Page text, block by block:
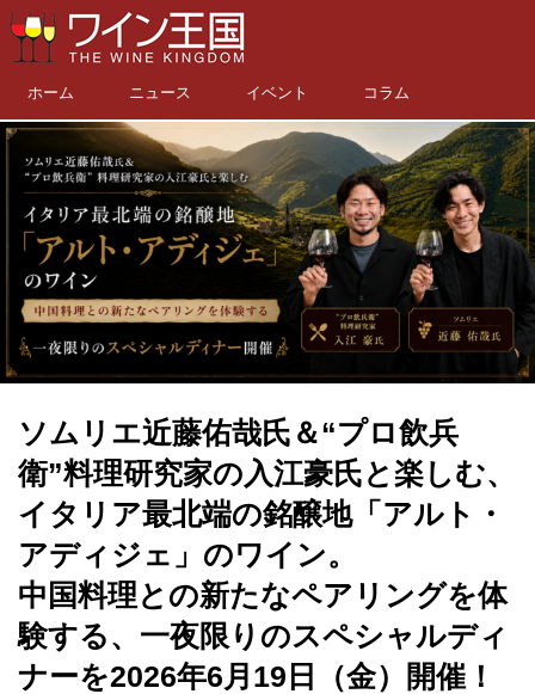
ホーム ニュース イベント コラム
ソムリエ近藤佑哉氏＆“プロ飲兵
衛”料理研究家の入江豪氏と楽しむ、
イタリア最北端の銘醸地「アルト・
アディジェ」のワイン。
中国料理との新たなペアリングを体
験する、一夜限りのスペシャルディ
ナーを2026年6月19日（金）開催！